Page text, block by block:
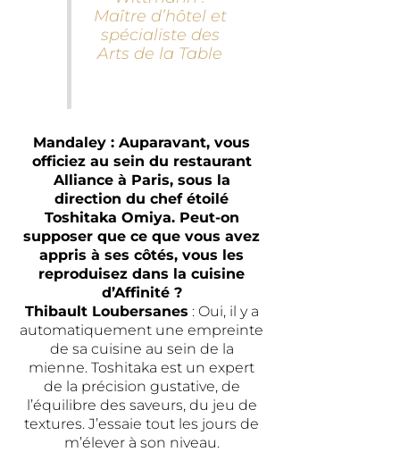
Maître d’hôtel et
spécialiste des
Arts de la Table
Mandaley : Auparavant, vous
officiez au sein du restaurant
Alliance à Paris, sous la
direction du chef étoilé
Toshitaka Omiya. Peut-on
supposer que ce que vous avez
appris à ses côtés, vous les
reproduisez dans la cuisine
d’Affinité ?
Thibault Loubersanes : Oui, il y a
automatiquement une empreinte
de sa cuisine au sein de la
mienne. Toshitaka est un expert
de la précision gustative, de
l’équilibre des saveurs, du jeu de
textures. J’essaie tout les jours de
m’élever à son niveau.